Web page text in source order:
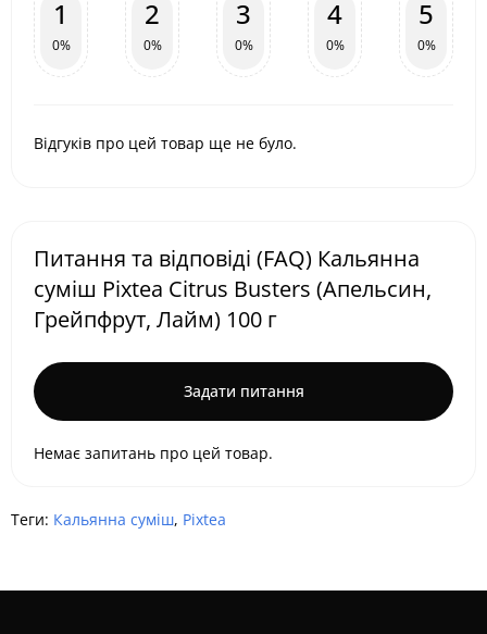
1
0%
2
0%
3
0%
4
0%
5
0%
Відгуків про цей товар ще не було.
Питання та відповіді (FAQ) Кальянна
суміш Pixtea Citrus Busters (Апельсин,
Грейпфрут, Лайм) 100 г
Задати питання
Немає запитань про цей товар.
Теги: Кальянна суміш, Pixtea